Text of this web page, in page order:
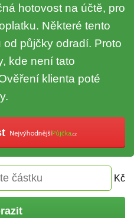
hotovost na účtě, pro
Některé tento
půjčky odradí. Proto
kde není tato
klienta poté
Kč